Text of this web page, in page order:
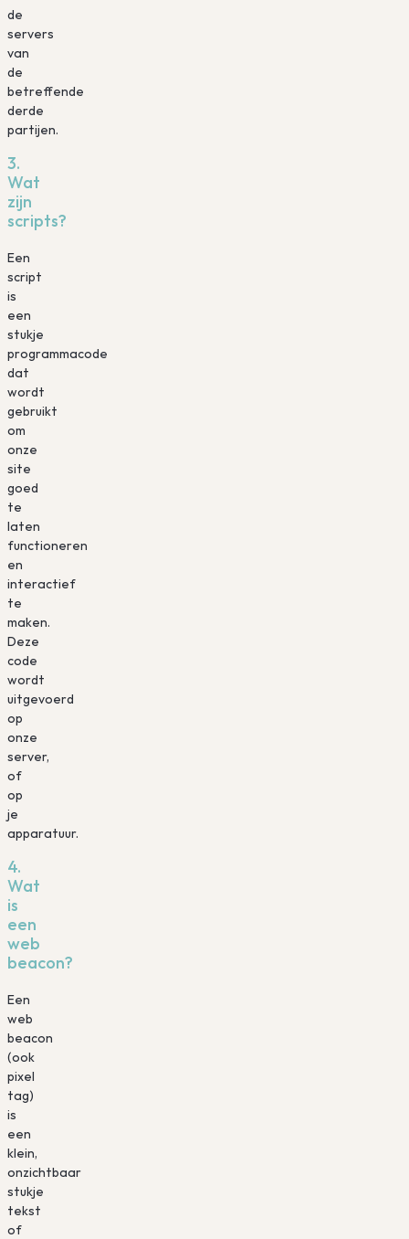
de
servers
van
de
betreffende
derde
partijen.
3.
Wat
zijn
scripts?
Een
script
is
een
stukje
programmacode
dat
wordt
gebruikt
om
onze
site
goed
te
laten
functioneren
en
interactief
te
maken.
Deze
code
wordt
uitgevoerd
op
onze
server,
of
op
je
apparatuur.
4.
Wat
is
een
web
beacon?
Een
web
beacon
(ook
pixel
tag)
is
een
klein,
onzichtbaar
stukje
tekst
of